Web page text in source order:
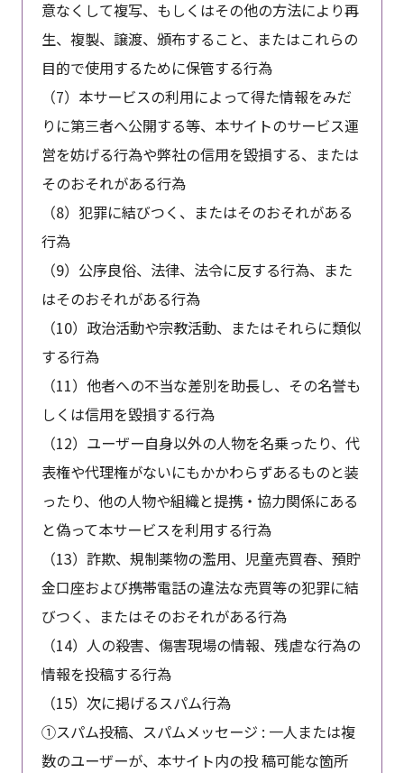
意なくして複写、もしくはその他の方法により再
生、複製、譲渡、頒布すること、またはこれらの
目的で使用するために保管する行為
（7）本サービスの利用によって得た情報をみだ
りに第三者へ公開する等、本サイトのサービス運
営を妨げる行為や弊社の信用を毀損する、または
そのおそれがある行為
（8）犯罪に結びつく、またはそのおそれがある
行為
（9）公序良俗、法律、法令に反する行為、また
はそのおそれがある行為
（10）政治活動や宗教活動、またはそれらに類似
する行為
（11）他者への不当な差別を助長し、その名誉も
しくは信用を毀損する行為
（12）ユーザー自身以外の人物を名乗ったり、代
表権や代理権がないにもかかわらずあるものと装
ったり、他の人物や組織と提携・協力関係にある
と偽って本サービスを利用する行為
（13）詐欺、規制薬物の濫用、児童売買春、預貯
金口座および携帯電話の違法な売買等の犯罪に結
びつく、またはそのおそれがある行為
（14）人の殺害、傷害現場の情報、残虐な行為の
情報を投稿する行為
（15）次に掲げるスパム行為
①スパム投稿、スパムメッセージ : 一人または複
数のユーザーが、本サイト内の投 稿可能な箇所